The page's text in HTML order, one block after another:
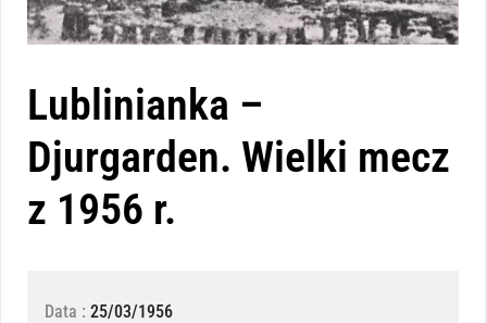
Lublinianka –
Djurgarden. Wielki mecz
z 1956 r.
Data : 25/03/1956